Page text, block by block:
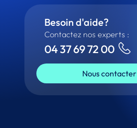
Besoin d'aide?
Contactez nos experts :
04 37 69 72 00
Nous contacter